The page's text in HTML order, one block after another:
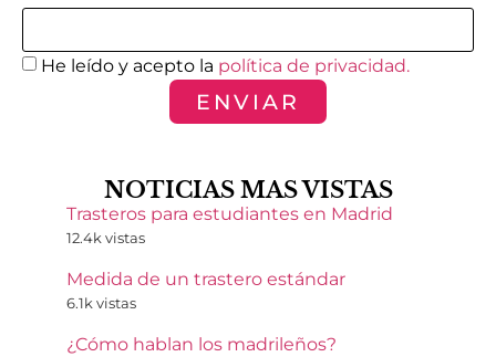
He leído y acepto la política de privacidad.
ENVIAR
NOTICIAS MAS VISTAS
Trasteros para estudiantes en Madrid
12.4k vistas
Medida de un trastero estándar
6.1k vistas
¿Cómo hablan los madrileños?